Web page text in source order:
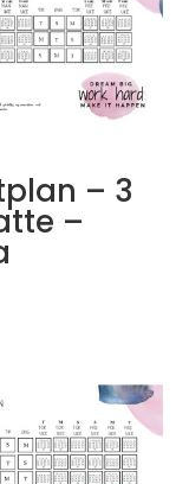
– 3
–